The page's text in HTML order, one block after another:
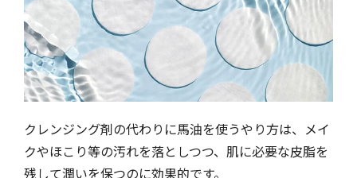
クレンジング剤の代わりに馬油を使うやり方は、メイ
クやほこり等の汚れを落としつつ、肌に必要な皮脂を
残して潤いを保つのに効果的です。